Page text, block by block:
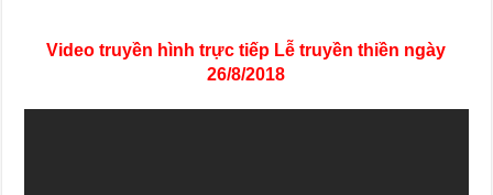
Video truyền hình trực tiếp Lễ truyền thiền ngày
26/8/2018